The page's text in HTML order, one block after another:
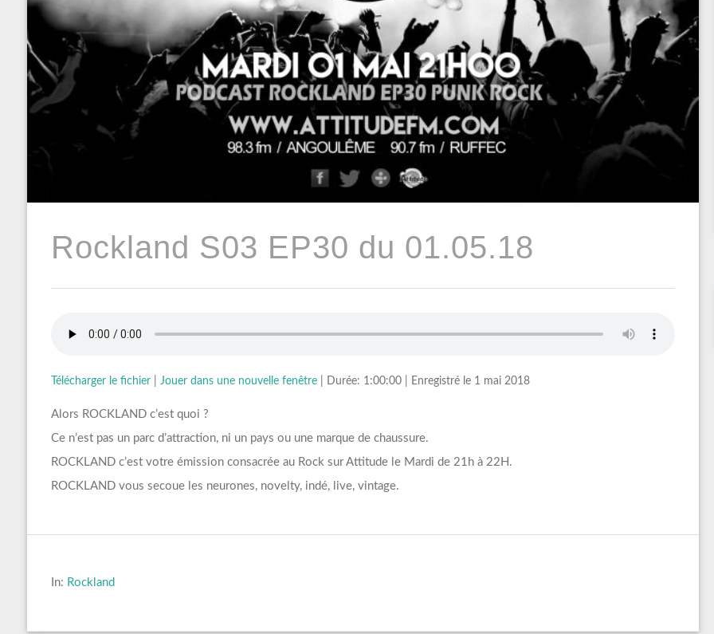
Rockland S03 EP30 du 01.05.18
Télécharger le fichier| Jouer dans une nouvelle fenêtre| Durée: 1:00:00| Enregistré le 1 mai 2018
Alors ROCKLAND c’est quoi ?
Ce n’est pas un parc d’attraction, ni un pays ou une marque de chaussure.
ROCKLAND c’est votre émission consacrée au Rock sur Attitude le Mardi de 21h à 22H.
ROCKLAND vous secoue les neurones, novelty, indé, live, vintage.
In: Rockland